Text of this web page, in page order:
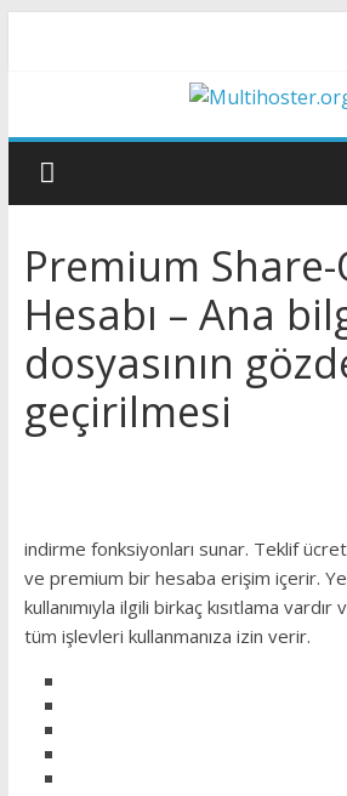
Premium
Hesabı – Ana
dosyasının
geçirilmesi
indirme fonksiyonları sunar. Teklif
ve premium bir hesaba erişim içerir.
kullanımıyla ilgili birkaç kısıtlama
tüm işlevleri kullanmanıza izin verir.